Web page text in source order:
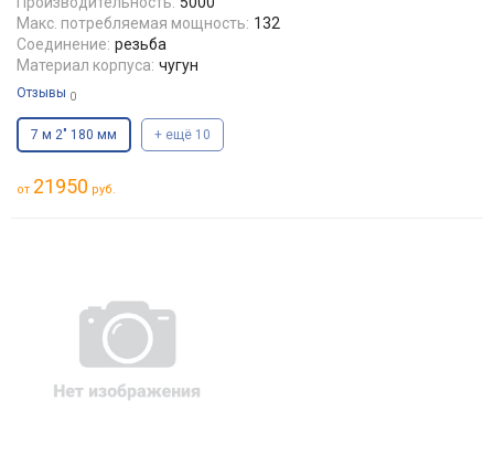
будете видеть пустое пространство или надпись
«Нет изображения». Рекомендуем обновить
браузер до актуальной версии
Макс. потребляемая мощность: 132
Соединение: резьба
Материал корпуса: чугун
Отзывы 0
7 м 2" 180 мм + ещё 10
от 21950 руб.